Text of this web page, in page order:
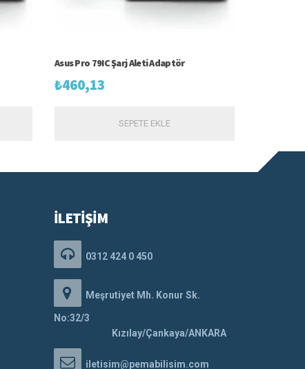
Asus Pro 79IC Şarj Aleti Adaptör
₺460,13
SEPETE EKLE
İLETİŞİM
0312 424 0 450
Meşrutiyet Mh. Konur Sk.
No:32/3
Kızılay/Çankaya/ANKARA
iletisim@pemabilisim.com